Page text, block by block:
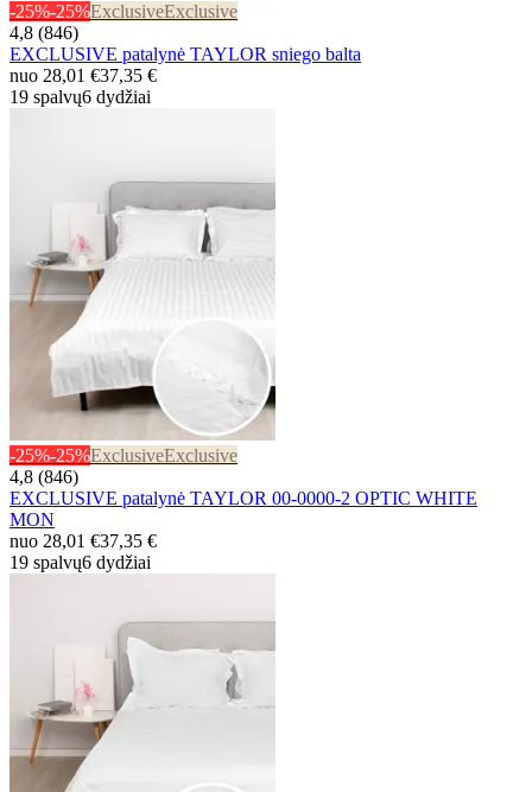
-25%-25%ExclusiveExclusive
4,8 (846)
EXCLUSIVE patalynė TAYLOR sniego balta
nuo 28,01 €37,35 €
19 spalvų6 dydžiai
-25%-25%ExclusiveExclusive
4,8 (846)
EXCLUSIVE patalynė TAYLOR 00-0000-2 OPTIC WHITE
MON
nuo 28,01 €37,35 €
19 spalvų6 dydžiai